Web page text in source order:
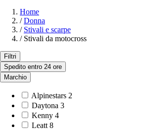
Home
/ Donna
/ Stivali e scarpe
/ Stivali da motocross
Filtri
Spedito entro 24 ore
Marchio
Alpinestars 2
Daytona 3
Kenny 4
Leatt 8